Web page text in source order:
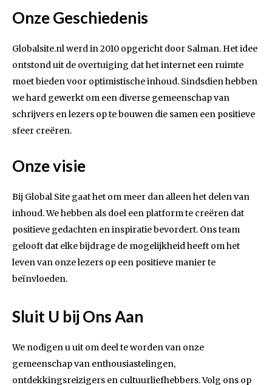
Onze Geschiedenis
Globalsite.nl werd in 2010 opgericht door Salman. Het idee
ontstond uit de overtuiging dat het internet een ruimte
moet bieden voor optimistische inhoud. Sindsdien hebben
we hard gewerkt om een diverse gemeenschap van
schrijvers en lezers op te bouwen die samen een positieve
sfeer creëren.
Onze visie
Bij Global Site gaat het om meer dan alleen het delen van
inhoud. We hebben als doel een platform te creëren dat
positieve gedachten en inspiratie bevordert. Ons team
gelooft dat elke bijdrage de mogelijkheid heeft om het
leven van onze lezers op een positieve manier te
beïnvloeden.
Sluit U bij Ons Aan
We nodigen u uit om deel te worden van onze
gemeenschap van enthousiastelingen,
ontdekkingsreizigers en cultuurliefhebbers. Volg ons op